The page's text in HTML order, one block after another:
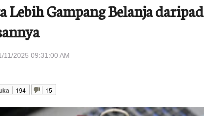
Lebih Gampang Belanja
11/2025 09:31:00 AM
194 15